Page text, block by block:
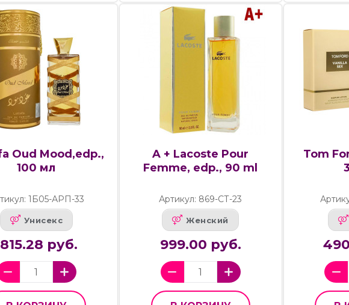
Oud Mood,edp.,
100 мл
1Б05-АРП-33
Унисекс
руб.
A + Lacoste Pour
Femme, edp., 90 ml
Артикул: 869-СТ-23
Женский
999.00 руб.
Tom